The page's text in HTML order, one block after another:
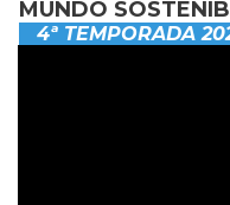
MUNDO
4ª TEMPORADA